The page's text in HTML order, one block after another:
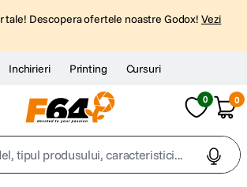
tale! Descopera ofertele noastre Godox! Vezi
Inchirieri Printing Cursuri
0 0
produsului, caracteristici...